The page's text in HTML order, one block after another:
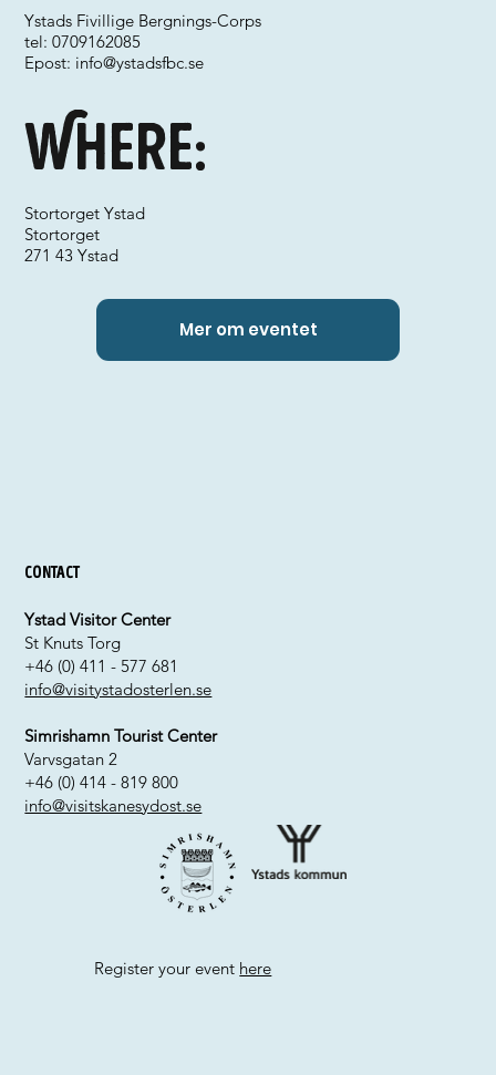
Where:
Ystads Fivillige Bergnings-Corps
tel: 0709162085
Epost: info@ystadsfbc.se
Stortorget Ystad
Stortorget
271 43 Ystad
Mer om eventet
Contact
Ystad Visitor Center
St Knuts Torg
+46 (0) 411 - 577 681
info@visitystadosterlen.se
Simrishamn Tourist Center
Varvsgatan 2
+46 (0) 414 - 819 800
info@visitskanesydost.se
Register your event here